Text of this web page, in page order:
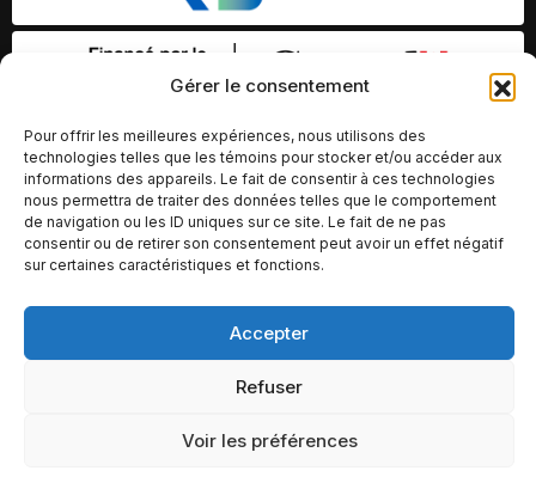
Gérer le consentement
Pour offrir les meilleures expériences, nous utilisons des
technologies telles que les témoins pour stocker et/ou accéder aux
informations des appareils. Le fait de consentir à ces technologies
nous permettra de traiter des données telles que le comportement
de navigation ou les ID uniques sur ce site. Le fait de ne pas
consentir ou de retirer son consentement peut avoir un effet négatif
sur certaines caractéristiques et fonctions.
Accepter
Refuser
Voir les préférences
© Copyright 2026 – Altomédia Inc |
Ce site internet a été conçu et développé par Chameleon Ideas